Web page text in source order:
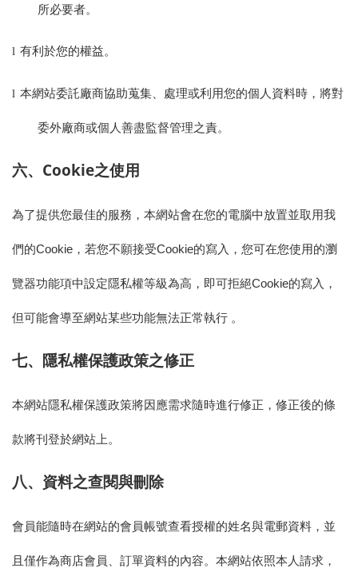
所必要者。
l 有利於您的權益。
l 本網站委託廠商協助蒐集、處理或利用您的個人資料時，將對
委外廠商或個人善盡監督管理之責。
六、 Cookie之使用
為了提供您最佳的服務，本網站會在您的電腦中放置並取用我
們的Cookie ，若您不願接受Cookie的寫入，您可在您使用的瀏
覽器功能項中設定隱私權等級為高，即可拒絕Cookie的寫入，
但可能會導至網站某些功能無法正常執行 。
七、隱私權保護政策之修正
本網站隱私權保護政策將因應需求隨時進行修正，修正後的條
款將刊登於網站上。
八、資料之查閱與刪除
會員能隨時在網站的會員帳號查看授權的姓名與電郵資料，並
且僅作為商店會員、訂單資料的內容。 本網站依照本人請求，